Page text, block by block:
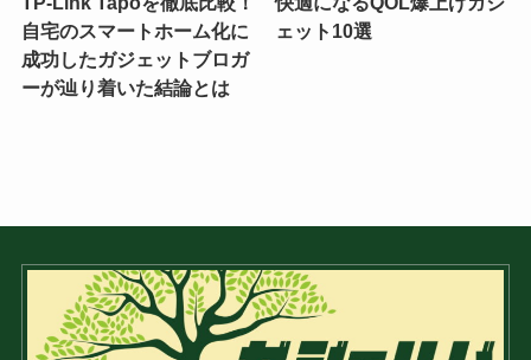
自宅のスマートホーム化に
成功したガジェットブロガ
ーが辿り着いた結論とは
ェット10選